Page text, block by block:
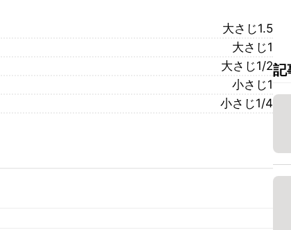
大さじ1.5
大さじ1
大さじ1/2
小さじ1
小さじ1/4
記